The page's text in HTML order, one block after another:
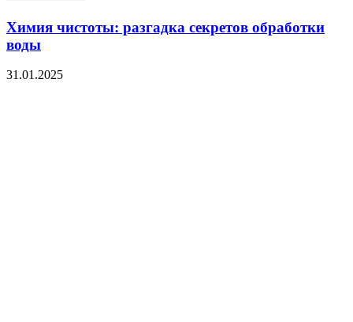
Химия чистоты: разгадка секретов обработки
воды
31.01.2025